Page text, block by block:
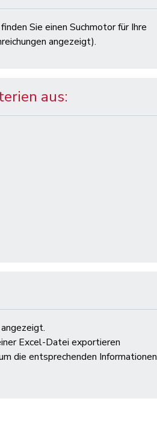
Sie einen Suchmotor für Ihre
angezeigt).
aus:
Excel-Datei exportieren
die entsprechenden Informationen